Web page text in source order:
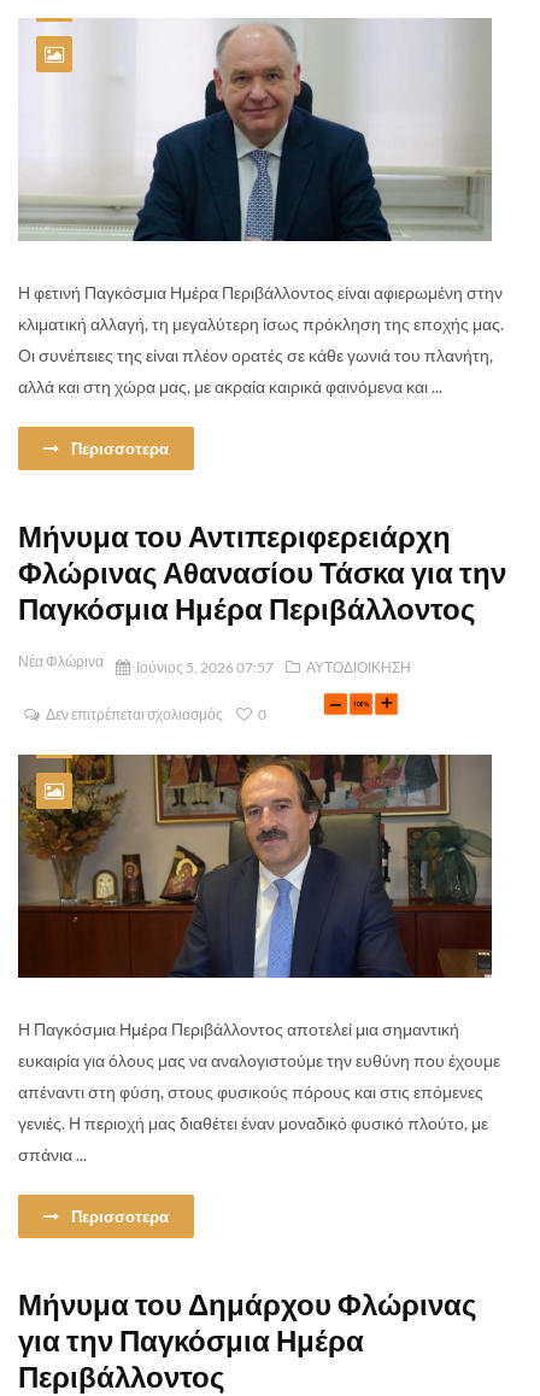
Η φετινή Παγκόσμια Ημέρα Περιβάλλοντος είναι αφιερωμένη στην
κλιματική αλλαγή, τη μεγαλύτερη ίσως πρόκληση της εποχής μας.
Οι συνέπειες της είναι πλέον ορατές σε κάθε γωνιά του πλανήτη,
αλλά και στη χώρα μας, με ακραία καιρικά φαινόμενα και ...
Περισσοτερα
Μήνυμα του Αντιπεριφερειάρχη
Φλώρινας Αθανασίου Τάσκα για την
Παγκόσμια Ημέρα Περιβάλλοντος
Νέα Φλώρινα Ιούνιος 5, 2026 07:57 ΑΥΤΟΔΙΟΙΚΗΣΗ
Δεν επιτρέπεται σχολιασμός 0
Η Παγκόσμια Ημέρα Περιβάλλοντος αποτελεί μια σημαντική
ευκαιρία για όλους μας να αναλογιστούμε την ευθύνη που έχουμε
απέναντι στη φύση, στους φυσικούς πόρους και στις επόμενες
γενιές. Η περιοχή μας διαθέτει έναν μοναδικό φυσικό πλούτο, με
σπάνια ...
Περισσοτερα
Μήνυμα του Δημάρχου Φλώρινας
για την Παγκόσμια Ημέρα
Περιβάλλοντος